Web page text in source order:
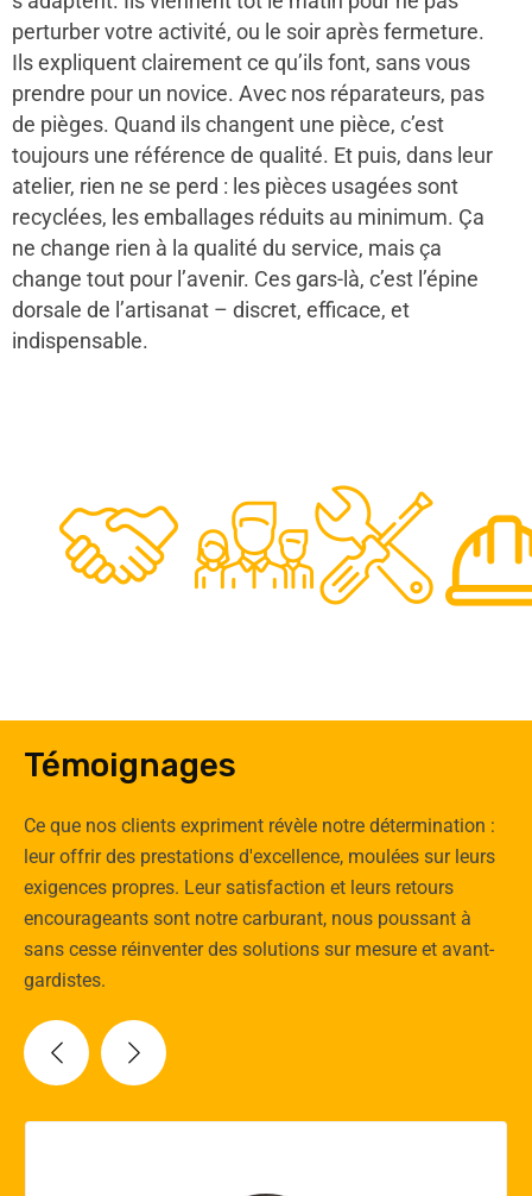
perturber votre activité, ou le soir après fermeture.
Ils expliquent clairement ce qu’ils font, sans vous
prendre pour un novice. Avec nos réparateurs, pas
de pièges. Quand ils changent une pièce, c’est
toujours une référence de qualité. Et puis, dans leur
atelier, rien ne se perd : les pièces usagées sont
recyclées, les emballages réduits au minimum. Ça
ne change rien à la qualité du service, mais ça
change tout pour l’avenir. Ces gars-là, c’est l’épine
dorsale de l’artisanat – discret, efficace, et
indispensable.
48
0
50
Experts
Témoignages
Ce que nos clients expriment révèle notre détermination :
leur offrir des prestations d'excellence, moulées sur leurs
exigences propres. Leur satisfaction et leurs retours
encourageants sont notre carburant, nous poussant à
sans cesse réinventer des solutions sur mesure et avant-
gardistes.